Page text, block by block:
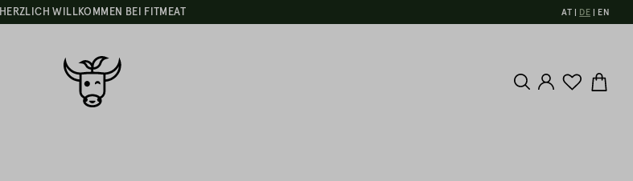
HERZLICH WILLKOMMEN BEI FITMEAT DE
AT EN